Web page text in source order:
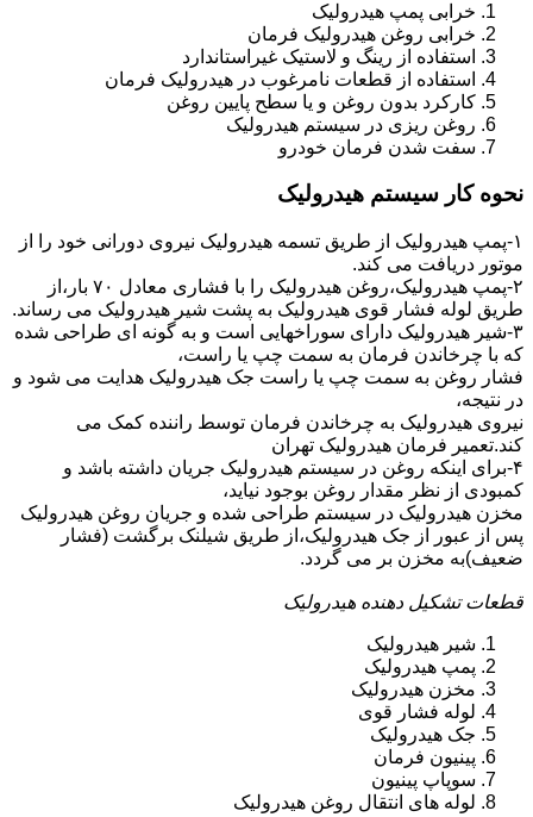
خرابی پمپ هیدرولیک
خرابی روغن هیدرولیک فرمان
استفاده از رینگ و لاستیک غیراستاندارد
استفاده از قطعات نامرغوب در هیدرولیک فرمان
کارکرد بدون روغن و یا سطح پایین روغن
روغن ریزی در سیستم هیدرولیک
سفت شدن فرمان خودرو
نحوه کار سیستم هیدرولیک
۱-پمپ هیدرولیک از طریق تسمه هیدرولیک نیروی دورانی خود را از
موتور دریافت می کند.
۲-پمپ هیدرولیک،روغن هیدرولیک را با فشاری معادل ۷۰ بار،از
طریق لوله فشار قوی هیدرولیک به پشت شیر هیدرولیک می رساند.
۳-شیر هیدرولیک دارای سوراخهایی است و به گونه ای طراحی شده
که با چرخاندن فرمان به سمت چپ یا راست،
فشار روغن به سمت چپ یا راست جک هیدرولیک هدایت می شود و
در نتیجه،
نیروی هیدرولیک به چرخاندن فرمان توسط راننده کمک می
کند.تعمیر فرمان هیدرولیک تهران
۴-برای اینکه روغن در سیستم هیدرولیک جریان داشته باشد و
کمبودی از نظر مقدار روغن بوجود نیاید،
مخزن هیدرولیک در سیستم طراحی شده و جریان روغن هیدرولیک
پس از عبور از جک هیدرولیک،از طریق شیلنک برگشت (فشار
ضعیف)به مخزن بر می گردد.
قطعات تشکیل دهنده هیدرولیک
شیر هیدرولیک
پمپ هیدرولیک
مخزن هیدرولیک
لوله فشار قوی
جک هیدرولیک
پینیون فرمان
سوپاپ پینیون
لوله های انتقال روغن هیدرولیک